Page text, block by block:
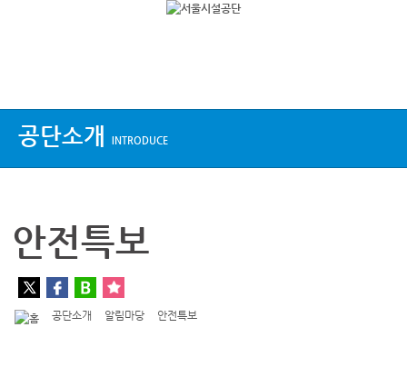
공단소개 INTRODUCE
안전특보
공단소개 알림마당 안전특보